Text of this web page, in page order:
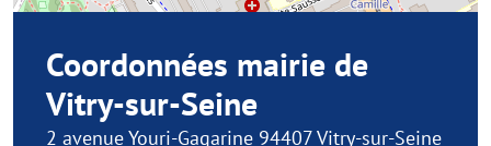
Coordonnées mairie de
Vitry-sur-Seine
2 avenue Youri-Gagarine 94407 Vitry-sur-Seine